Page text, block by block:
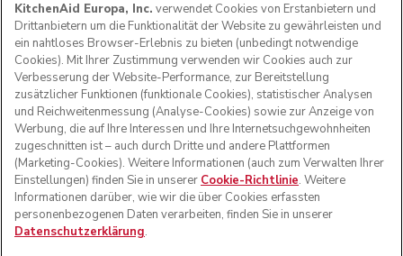
FOLGEN SIE UNS
KitchenAid Europa, Inc. verwendet Cookies von Erstanbietern und
Drittanbietern um die Funktionalität der Website zu gewährleisten und
ein nahtloses Browser-Erlebnis zu bieten (unbedingt notwendige
Cookies). Mit Ihrer Zustimmung verwenden wir Cookies auch zur
Verbesserung der Website-Performance, zur Bereitstellung
zusätzlicher Funktionen (funktionale Cookies), statistischer Analysen
und Reichweitenmessung (Analyse-Cookies) sowie zur Anzeige von
Werbung, die auf Ihre Interessen und Ihre Internetsuchgewohnheiten
zugeschnitten ist – auch durch Dritte und andere Plattformen
(Marketing-Cookies). Weitere Informationen (auch zum Verwalten Ihrer
Einstellungen) finden Sie in unserer Cookie-Richtlinie. Weitere
Informationen darüber, wie wir die über Cookies erfassten
personenbezogenen Daten verarbeiten, finden Sie in unserer
Datenschutzerklärung.